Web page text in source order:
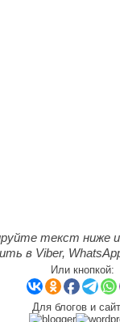
текст ниже
в Viber,
Или кнопкой:
Для блогов и